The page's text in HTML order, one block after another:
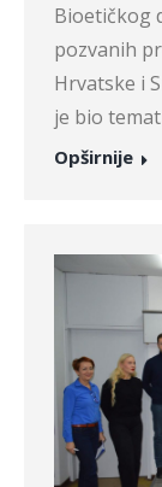
Bioetičkog
pozvanih
Hrvatske i
je bio
Opširnije